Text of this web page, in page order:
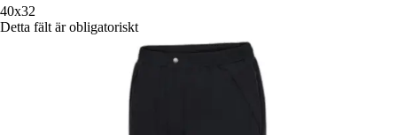
40x32
Detta fält är obligatoriskt